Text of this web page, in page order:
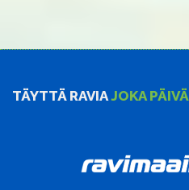
TÄYTTÄ RAVIAJOKA PÄIVÄ